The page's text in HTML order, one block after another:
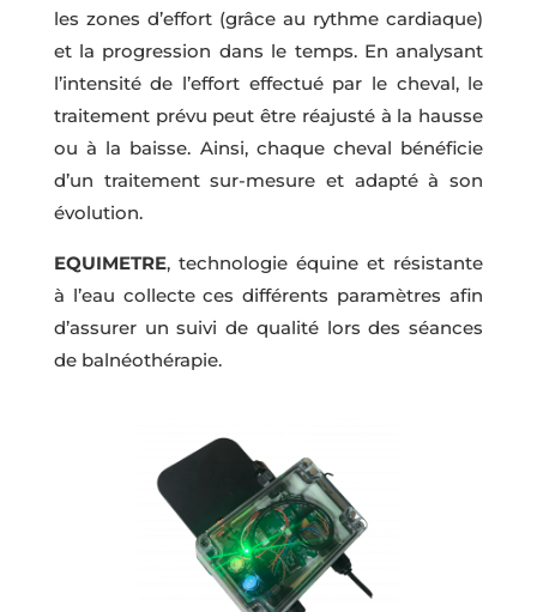
les zones d’effort (grâce au rythme cardiaque)
et la progression dans le temps. En analysant
l’intensité de l’effort effectué par le cheval, le
traitement prévu peut être réajusté à la hausse
ou à la baisse. Ainsi, chaque cheval bénéficie
d’un traitement sur-mesure et adapté à son
évolution.
EQUIMETRE, technologie équine et résistante
à l’eau collecte ces différents paramètres afin
d’assurer un suivi de qualité lors des séances
de balnéothérapie.